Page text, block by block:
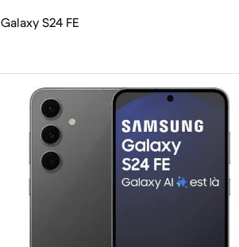
Galaxy S24 FE